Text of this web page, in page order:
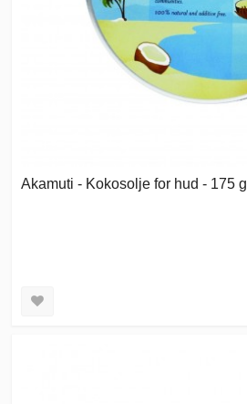
Akamuti - Kokosolje for hud - 175 g